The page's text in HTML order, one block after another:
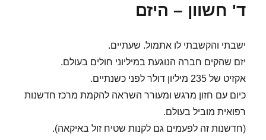
ד' חשוון – היזם
ישבתי והקשבתי לו אתמול. שעתיים.
יזם שהקים חברה הנוגעת במיליוני חולים בעולם.
אקזיט של 235 מיליון דולר לפני כשנתיים.
כיום עם חזון מרגש ומעורר השראה להקמת מרכז חדשנות
רפואית מוביל בעולם.
(חדשנות זה לפעמים גם לקנות שטיח זול באיקאה).